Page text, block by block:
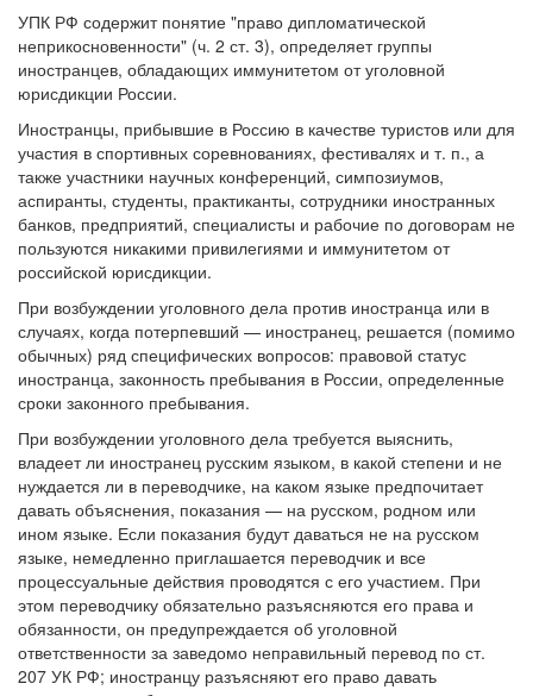
УПК РФ содержит понятие "право дипломатической
неприкосновенности" (ч. 2 ст. 3), определяет группы
иностранцев, обладающих иммунитетом от уголовной
юрисдикции России.
Иностранцы, прибывшие в Россию в качестве туристов или для
участия в спортивных соревнованиях, фестивалях и т. п., а
также участники научных конференций, симпозиумов,
аспиранты, студенты, практиканты, сотрудники иностранных
банков, предприятий, специалисты и рабочие по договорам не
пользуются никакими привилегиями и иммунитетом от
российской юрисдикции.
При возбуждении уголовного дела против иностранца или в
случаях, когда потерпевший — иностранец, решается (помимо
обычных) ряд специфических вопросов: правовой статус
иностранца, законность пребывания в России, определенные
сроки законного пребывания.
При возбуждении уголовного дела требуется выяснить,
владеет ли иностранец русским языком, в какой степени и не
нуждается ли в переводчике, на каком языке предпочитает
давать объяснения, показания — на русском, родном или
ином языке. Если показания будут даваться не на русском
языке, немедленно приглашается переводчик и все
процессуальные действия проводятся с его участием. При
этом переводчику обязательно разъясняются его права и
обязанности, он предупреждается об уголовной
ответственности за заведомо неправильный перевод по ст.
207 УК РФ; иностранцу разъясняют его право давать